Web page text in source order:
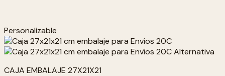
Personalizable
CAJA EMBALAJE 27X21X21